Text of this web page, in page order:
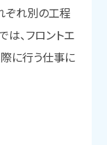
ぞれ別の工程
は、フロントエ
に行う仕事に